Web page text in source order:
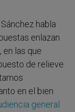
habla
enlazan
en las que
de relieve
en el bien
general